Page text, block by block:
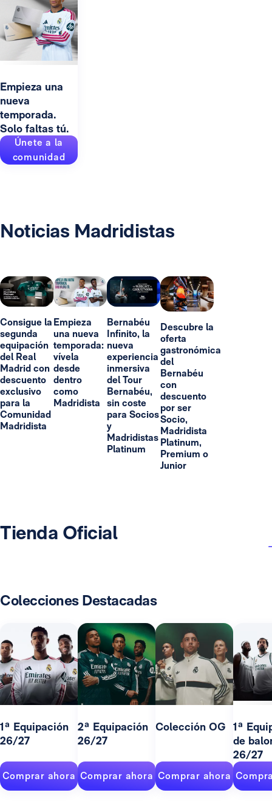
Empieza una
nueva
temporada.
Solo faltas tú.
Únete a la
comunidad
Noticias Madridistas
Consigue la
segunda
equipación
del Real
Madrid con
descuento
exclusivo
para la
Comunidad
Madridista
Empieza
una nueva
temporada:
vívela
desde
dentro
como
Madridista
Bernabéu
Infinito, la
nueva
experiencia
inmersiva
del Tour
Bernabéu,
sin coste
para Socios
y
Madridistas
Platinum
Descubre la
oferta
gastronómica
del
Bernabéu
con
descuento
por ser
Socio,
Madridista
Platinum,
Premium o
Junior
Tienda Oficial
Colecciones Destacadas
1ª Equipación
26/27
Comprar ahora
2ª Equipación
26/27
Comprar ahora
Colección OG
Comprar ahora
1ª
de
26/27